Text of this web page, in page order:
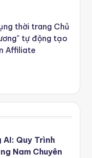
thời trang Chủ
tự động tạo
Affiliate
AI: Quy Trình
Nam Chuyên